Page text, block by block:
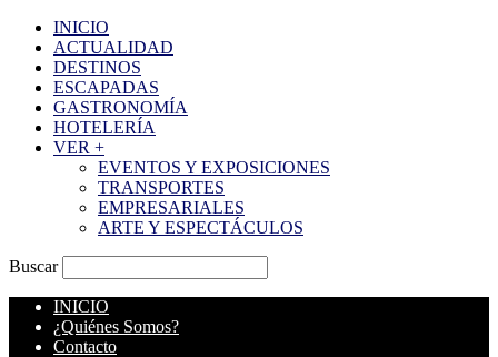
INICIO
ACTUALIDAD
DESTINOS
ESCAPADAS
GASTRONOMÍA
HOTELERÍA
VER +
EVENTOS Y EXPOSICIONES
TRANSPORTES
EMPRESARIALES
ARTE Y ESPECTÁCULOS
Buscar
INICIO
¿Quiénes Somos?
Contacto